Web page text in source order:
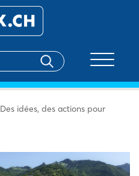
Des idées, des actions pour